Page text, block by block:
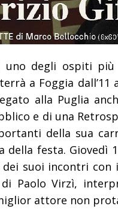
uno degli ospiti
a Foggia
alla Puglia
e di una
della sua
della festa. Giovedì
suoi incontri con
di Paolo Virzì,
attore non